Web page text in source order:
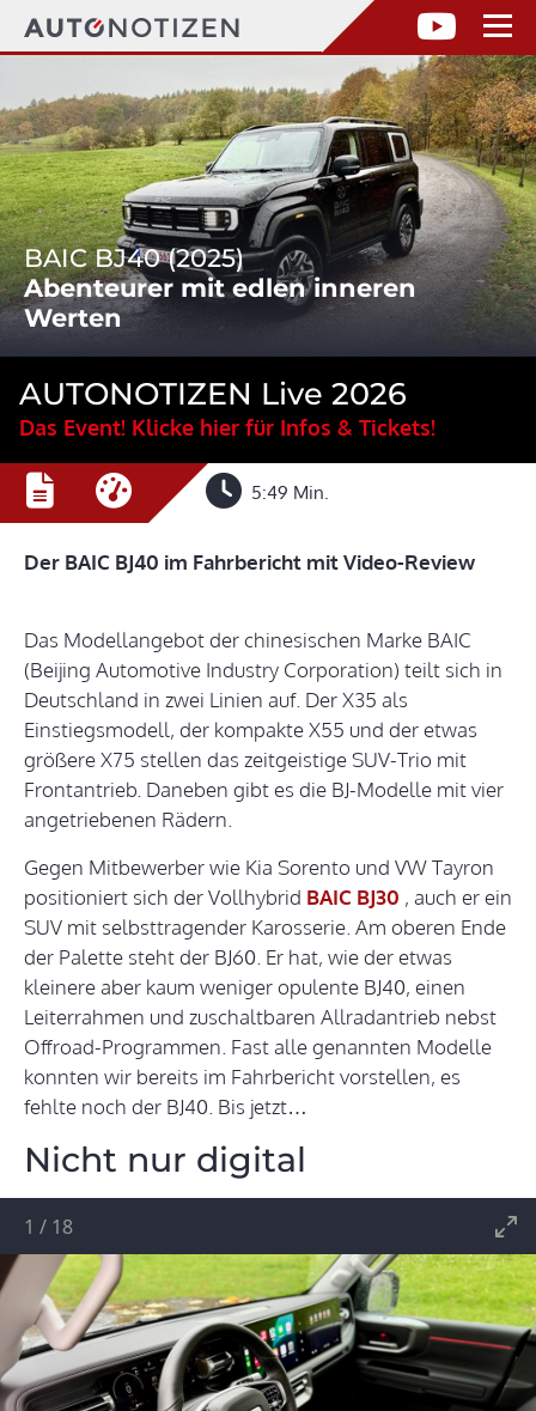
BAIC BJ40 (2025)
Abenteurer mit edlen inneren
Werten
AUTONOTIZEN Live 2026
Das Event! Klicke hier für Infos & Tickets!
5:49 Min.
Der BAIC BJ40 im Fahrbericht mit Video-Review
Das Modellangebot der chinesischen Marke BAIC
(Beijing Automotive Industry Corporation) teilt sich in
Deutschland in zwei Linien auf. Der X35 als
Einstiegsmodell, der kompakte X55 und der etwas
größere X75 stellen das zeitgeistige SUV-Trio mit
Frontantrieb. Daneben gibt es die BJ-Modelle mit vier
angetriebenen Rädern.
Gegen Mitbewerber wie Kia Sorento und VW Tayron
positioniert sich der Vollhybrid BAIC BJ30 , auch er ein
SUV mit selbsttragender Karosserie. Am oberen Ende
der Palette steht der BJ60. Er hat, wie der etwas
kleinere aber kaum weniger opulente BJ40, einen
Leiterrahmen und zuschaltbaren Allradantrieb nebst
Offroad-Programmen. Fast alle genannten Modelle
konnten wir bereits im Fahrbericht vorstellen, es
fehlte noch der BJ40. Bis jetzt…
Nicht nur digital
1 / 18